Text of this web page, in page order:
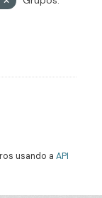
usando a API